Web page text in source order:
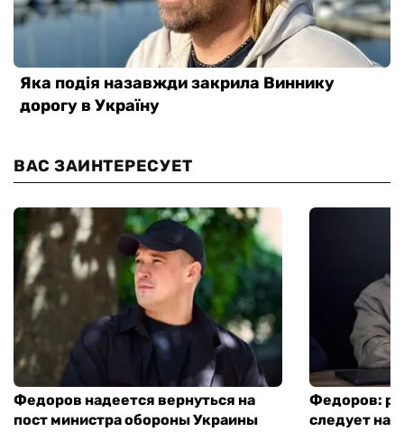
ВАС ЗАИНТЕРЕСУЕТ
Федоров надеется вернуться на
пост министра обороны Украины
Федоров:
следует